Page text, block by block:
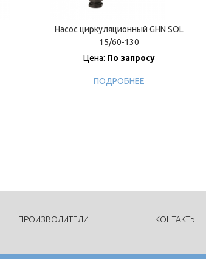
Насос циркуляционный GHN SOL
15/60-130
Цена: По запросу
ПОДРОБНЕЕ
ПРОИЗВОДИТЕЛИ КОНТАКТЫ